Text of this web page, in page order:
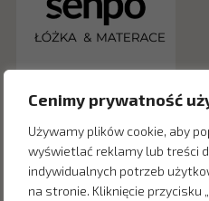
Cenimy prywatność
Używamy plików cookie, aby
wyświetlać reklamy lub treści
indywidualnych potrzeb
na stronie. Kliknięcie przycisku